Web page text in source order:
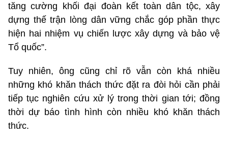
tăng cường khối đại đoàn kết toàn dân tộc, xây
dựng thế trận lòng dân vững chắc góp phần thực
hiện hai nhiệm vụ chiến lược xây dựng và bảo vệ
Tổ quốc”.
Tuy nhiên, ông cũng chỉ rõ vẫn còn khá nhiều
những khó khăn thách thức đặt ra đòi hỏi cần phải
tiếp tục nghiên cứu xử lý trong thời gian tới; đồng
thời dự báo tình hình còn nhiều khó khăn thách
thức.